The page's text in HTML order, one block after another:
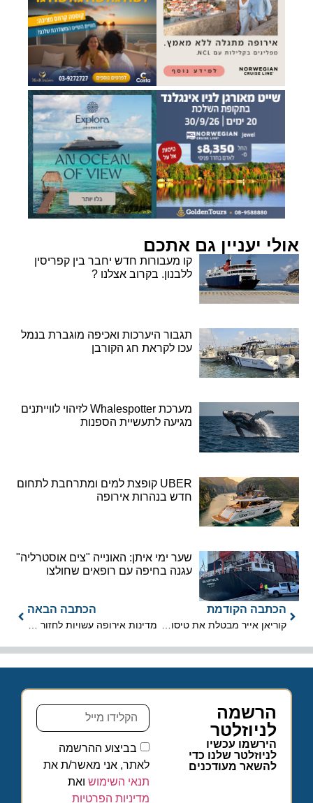
אולי יעניין גם אתכם
קו מעבורות חדש יחבר בין קפריסין
ללבנון. בקרוב אצלנו ?
תגבור היערכות ואכיפה מוגברת בנמל
עכו לקראת חג הקורבן
מערכת Whalespotter לזיהוי לווייתנים
מגיעה לתעשיית הספנות
UBER קופצת למים ומתרחבת לתחום
חדש בנהרות אירופה
שער ימי איתן: האונייה "צים אוסטרליה"
עגנה בחיפה עם רופאים שחולצו
הכתבה הקודמת הכתבה הבאה
הרשמה
לניוזלטר
הירשמו עכשיו
לניוזלטר שלנו כדי
להשאר מעודכנים
בביצוע ההרשמה
לאתר, אני מאשר/ת את
תנאי השימוש ואת
מדיניות הפרטיות